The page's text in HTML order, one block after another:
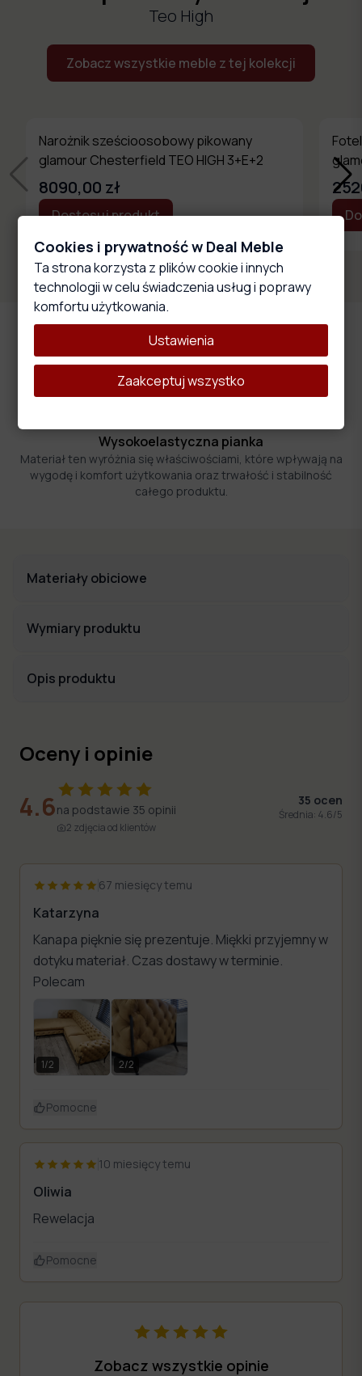
Teo High
Zobacz wszystkie meble z tej kolekcji
Narożnik sześcioosobowy pikowany
glamour Chesterfield TEO HIGH 3+E+2
8090,00 zł
Dostosuj produkt
Główne cechy produktu
Wysokoelastyczna pianka
Materiał ten wyróżnia się właściwościami, które wpływają na
wygodę i komfort użytkowania oraz trwałość i stabilność
całego produktu.
Materiały obiciowe
Wymiary produktu
Opis produktu
Oceny i opinie
4.6na podstawie 35 opinii
2 zdjęciaod klientów
35 ocen
Średnia: 4.6/5
67 miesięcy temu
Katarzyna
Kanapa pięknie się prezentuje. Miękki przyjemny w
dotyku materiał. Czas dostawy w terminie.
Polecam
1/2 2/2
Pomocne
10 miesięcy temu
Oliwia
Rewelacja
Pomocne
Zobacz wszystkie opinie
Cookies i prywatność w Deal Meble
Ta strona korzysta z plików cookie i innych
technologii w celu świadczenia usług i poprawy
komfortu użytkowania.
Ustawienia
Zaakceptuj wszystko